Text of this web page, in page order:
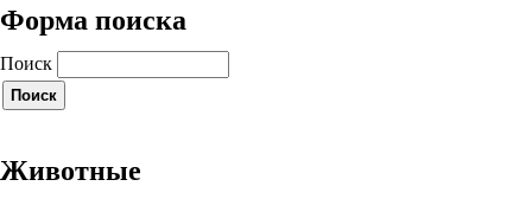
Форма поиска
Поиск
Животные